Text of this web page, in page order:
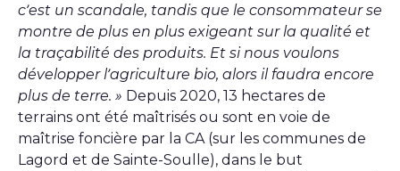
c’est un scandale, tandis que le consommateur se
montre de plus en plus exigeant sur la qualité et
la traçabilité des produits. Et si nous voulons
développer l’agriculture bio, alors il faudra encore
plus de terre. » Depuis 2020, 13 hectares de
terrains ont été maîtrisés ou sont en voie de
maîtrise foncière par la CA (sur les communes de
Lagord et de Sainte-Soulle), dans le but